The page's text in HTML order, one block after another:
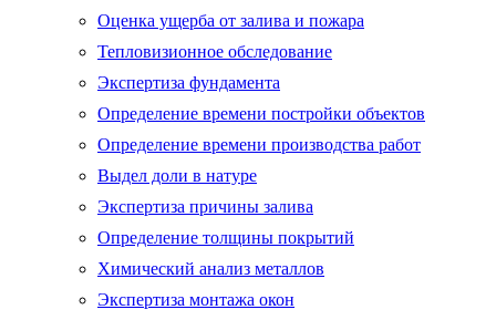
Оценка ущерба от залива и пожара
Тепловизионное обследование
Экспертиза фундамента
Определение времени постройки объектов
Определение времени производства работ
Выдел доли в натуре
Экспертиза причины залива
Определение толщины покрытий
Химический анализ металлов
Экспертиза монтажа окон